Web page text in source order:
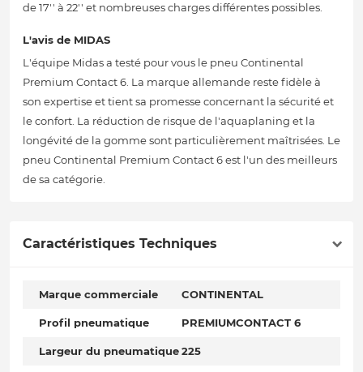
de 17'' à 22'' et nombreuses charges différentes possibles.
L'avis de MIDAS
L'équipe Midas a testé pour vous le pneu Continental
Premium Contact 6. La marque allemande reste fidèle à
son expertise et tient sa promesse concernant la sécurité et
le confort. La réduction de risque de l'aquaplaning et la
longévité de la gomme sont particulièrement maîtrisées. Le
pneu Continental Premium Contact 6 est l'un des meilleurs
de sa catégorie.
Caractéristiques Techniques
Marque commerciale CONTINENTAL
Profil pneumatique PREMIUMCONTACT 6
Largeur du pneumatique225